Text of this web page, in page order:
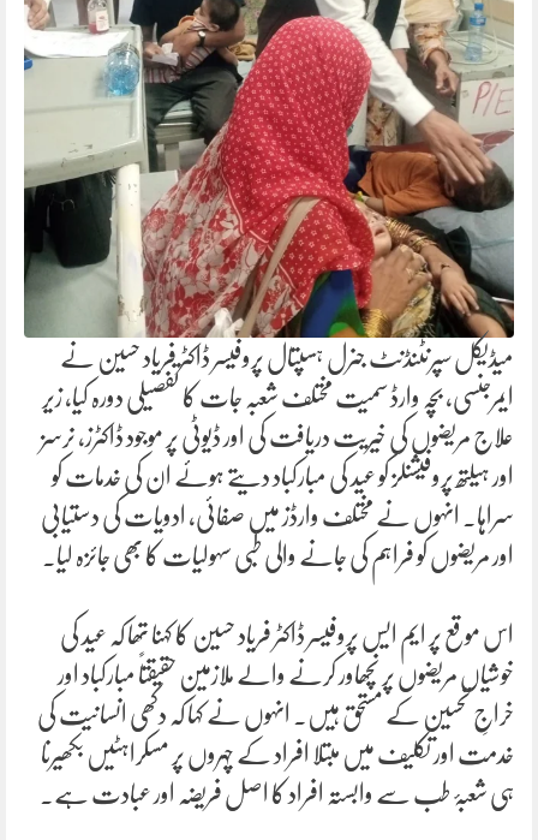
میڈیکل سپرنٹنڈنٹ جنرل ہسپتال پروفیسر ڈاکٹر فریاد حسین نے
ایمرجنسی، بچہ وارڈ سمیت مختلف شعبہ جات کا تفصیلی دورہ کیا، زیر
علاج مریضوں کی خیریت دریافت کی اور ڈیوٹی پر موجود ڈاکٹرز، نرسز
اور ہیلتھ پروفیشنلز کو عید کی مبارکباد دیتے ہوئے ان کی خدمات کو
سراہا۔ انہوں نے مختلف وارڈز میں صفائی، ادویات کی دستیابی
اور مریضوں کو فراہم کی جانے والی طبی سہولیات کا بھی جائزہ لیا۔
اس موقع پر ایم ایس پروفیسر ڈاکٹر فریاد حسین کا کہنا تھا کہ عید کی
خوشیاں مریضوں پر نچھاور کرنے والے ملازمین حقیقتاً مبارکباد اور
خراجِ تحسین کے مستحق ہیں۔ انہوں نے کہا کہ دکھی انسانیت کی
خدمت اور تکلیف میں مبتلا افراد کے چہروں پر مسکراہٹیں بکھیرنا
ہی شعبۂ طب سے وابستہ افراد کا اصل فریضہ اور عبادت ہے۔